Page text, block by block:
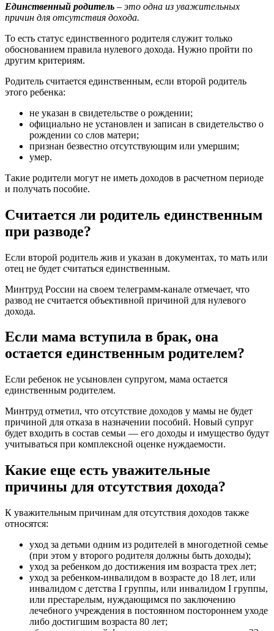
Единственный родитель – это одна из уважительных
причин для отсутствия дохода.
То есть статус единственного родителя служит только
обоснованием правила нулевого дохода. Нужно пройти по
другим критериям.
Родитель считается единственным, если второй родитель
этого ребенка:
не указан в свидетельстве о рождении;
официально не установлен и записан в свидетельство о
рождении со слов матери;
признан безвестно отсутствующим или умершим;
умер.
Такие родители могут не иметь доходов в расчетном периоде
и получать пособие.
Считается ли родитель единственным
при разводе?
Если второй родитель жив и указан в документах, то мать или
отец не будет считаться единственным.
Минтруд России на своем телеграмм-канале отмечает, что
развод не считается объективной причиной для нулевого
дохода.
Если мама вступила в брак, она
остается единственным родителем?
Если ребенок не усыновлен супругом, мама остается
единственным родителем.
Минтруд отметил, что отсутствие доходов у мамы не будет
причиной для отказа в назначении пособий. Новый супруг
будет входить в состав семьи — его доходы и имущество будут
учитываться при комплексной оценке нуждаемости.
Какие еще есть уважительные
причины для отсутствия дохода?
К уважительным причинам для отсутствия доходов также
относятся:
уход за детьми одним из родителей в многодетной семье
(при этом у второго родителя должны быть доходы);
уход за ребенком до достижения им возраста трех лет;
уход за ребенком-инвалидом в возрасте до 18 лет, или
инвалидом с детства I группы, или инвалидом I группы,
или престарелым, нуждающимся по заключению
лечебного учреждения в постоянном постороннем уходе
либо достигшим возраста 80 лет;